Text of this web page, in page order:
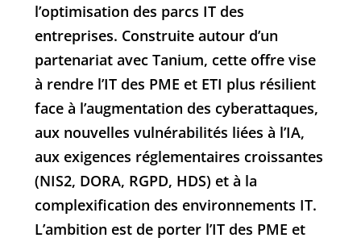
l’optimisation des parcs IT des
entreprises. Construite autour d’un
partenariat avec Tanium, cette offre vise
à rendre l’IT des PME et ETI plus résilient
face à l’augmentation des cyberattaques,
aux nouvelles vulnérabilités liées à l’IA,
aux exigences réglementaires croissantes
(NIS2, DORA, RGPD, HDS) et à la
complexification des environnements IT.
L’ambition est de porter l’IT des PME et